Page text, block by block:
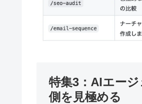
特集3：AIエー
側を見極める